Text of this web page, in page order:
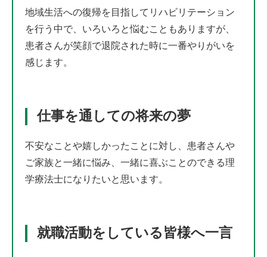
地域生活への復帰を目指してリハビリテーション
を行う中で、いろいろと悩むこともありますが、
患者さんが笑顔で退院された時に一番やりがいを
感じます。
仕事を通しての将来の夢
不安なことや嬉しかったことに対し、患者さんや
ご家族と一緒に悩み、一緒に喜ぶことのできる理
学療法士になりたいと思います。
就職活動をしている皆様へ一言